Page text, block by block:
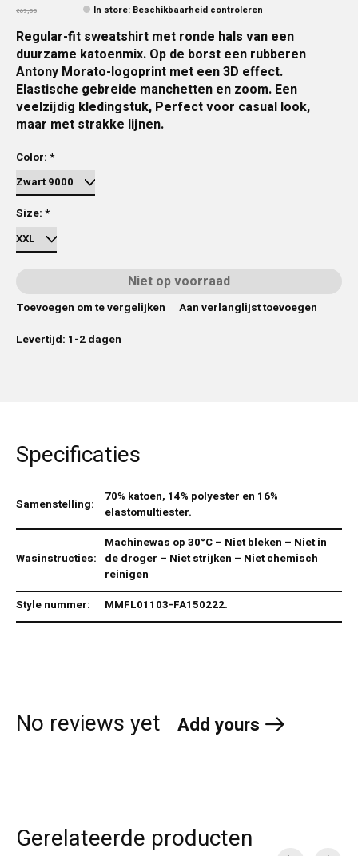
€69,00
In store: Beschikbaarheid controleren
Regular-fit sweatshirt met ronde hals van een
duurzame katoenmix. Op de borst een rubberen
Antony Morato-logoprint met een 3D effect.
Elastische gebreide manchetten en zoom. Een
veelzijdig kledingstuk, Perfect voor casual look,
maar met strakke lijnen.
Color: *
Size: *
Niet op voorraad
Toevoegen om te vergelijken
Aan verlanglijst toevoegen
Levertijd: 1-2 dagen
Specificaties
Samenstelling:
70% katoen, 14% polyester en 16%
elastomultiester.
Wasinstructies:
Machinewas op 30°C – Niet bleken – Niet in
de droger – Niet strijken – Niet chemisch
reinigen
Style nummer:
MMFL01103-FA150222.
No reviews yet Add yours
Gerelateerde producten